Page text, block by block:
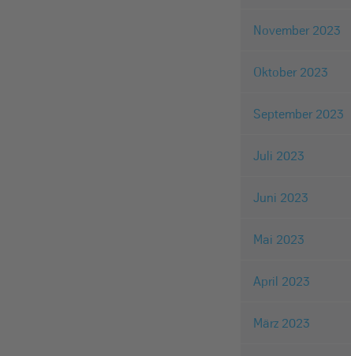
November 2023
Oktober 2023
September 2023
Juli 2023
Juni 2023
Mai 2023
April 2023
März 2023